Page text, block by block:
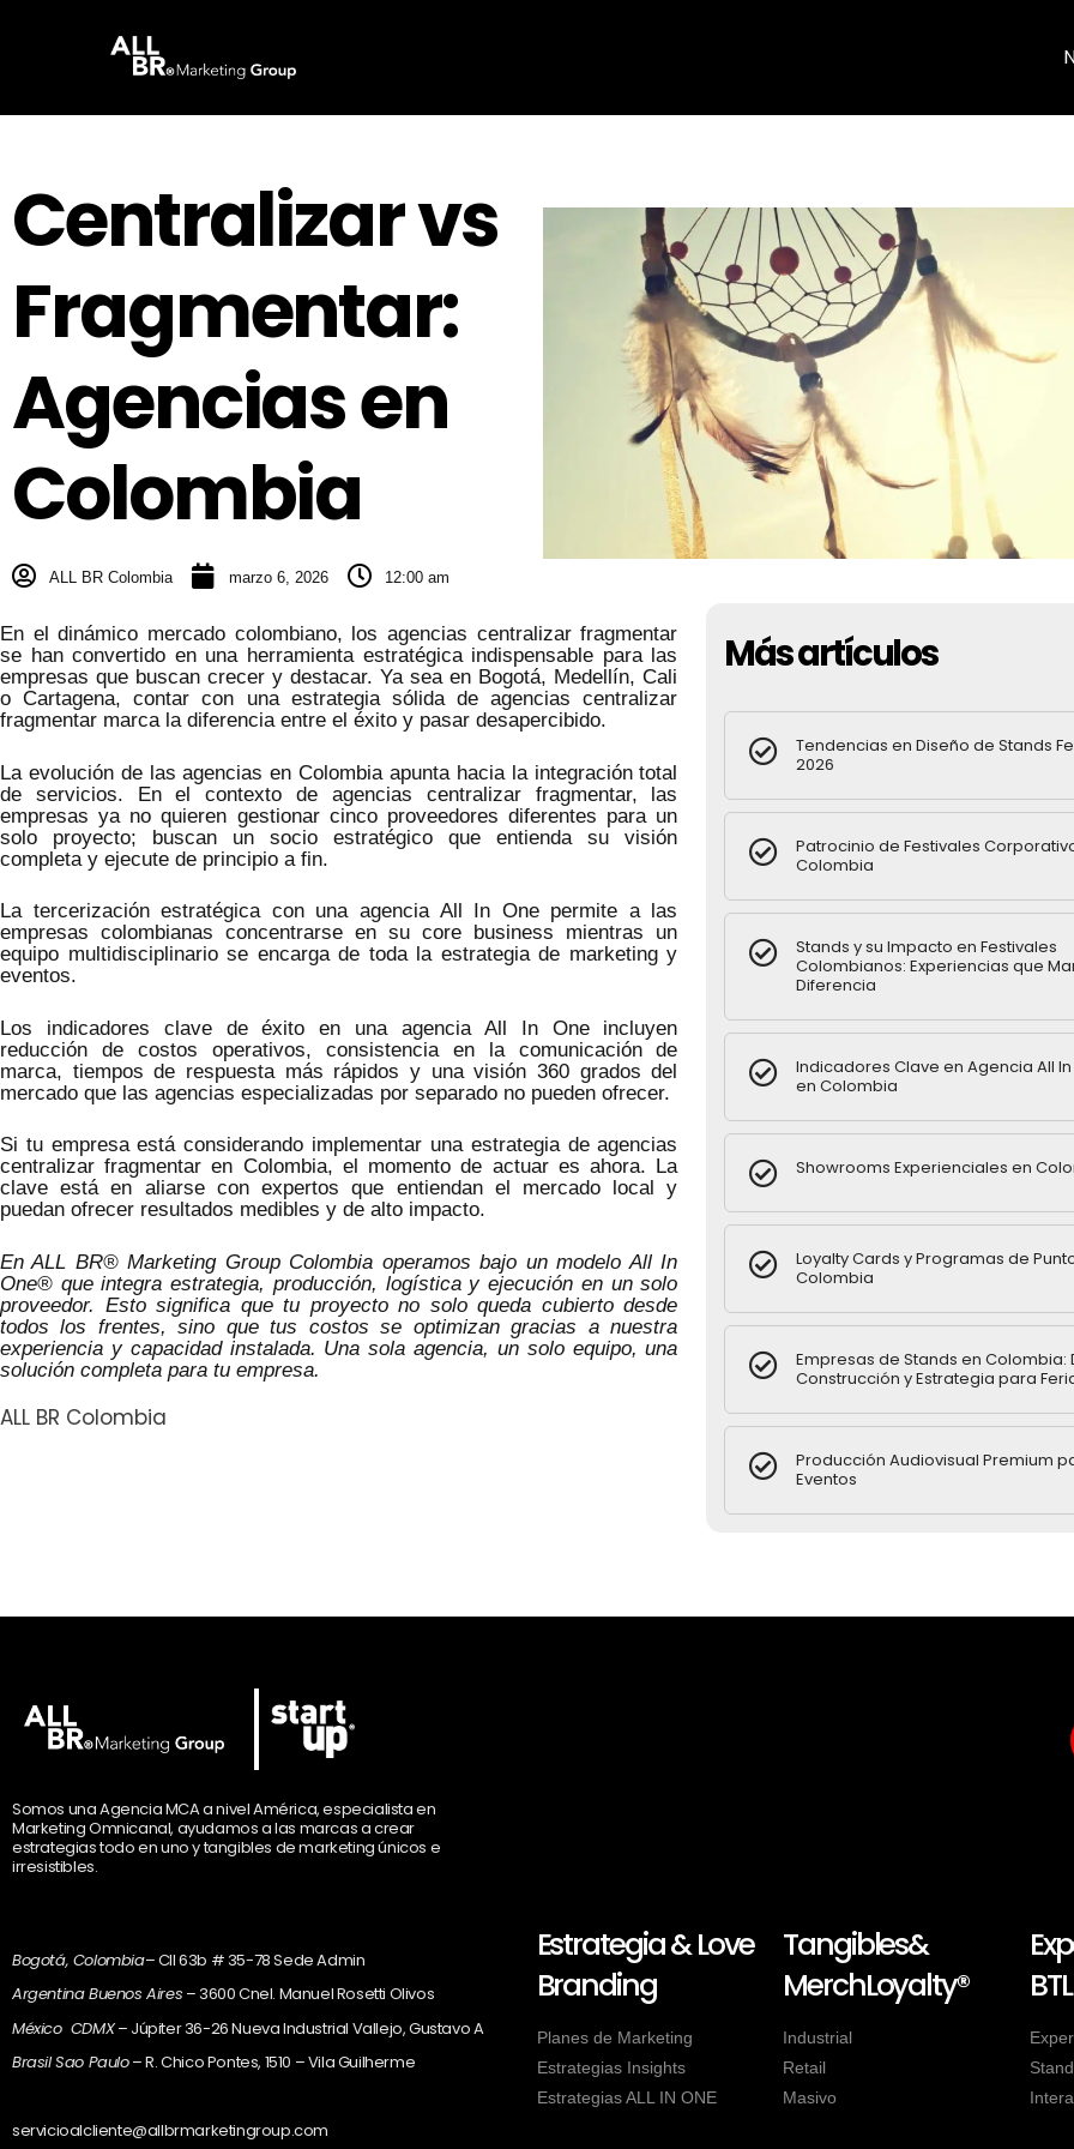
Centralizar vs
Fragmentar:
Agencias en
Colombia
ALL BR Colombia marzo 6, 2026 12:00 am
En el dinámico mercado colombiano, los agencias centralizar fragmentar
se han convertido en una herramienta estratégica indispensable para las
empresas que buscan crecer y destacar. Ya sea en Bogotá, Medellín, Cali
o Cartagena, contar con una estrategia sólida de agencias centralizar
fragmentar marca la diferencia entre el éxito y pasar desapercibido.
La evolución de las agencias en Colombia apunta hacia la integración total
de servicios. En el contexto de agencias centralizar fragmentar, las
empresas ya no quieren gestionar cinco proveedores diferentes para un
solo proyecto; buscan un socio estratégico que entienda su visión
completa y ejecute de principio a fin.
La tercerización estratégica con una agencia All In One permite a las
empresas colombianas concentrarse en su core business mientras un
equipo multidisciplinario se encarga de toda la estrategia de marketing y
eventos.
Los indicadores clave de éxito en una agencia All In One incluyen
reducción de costos operativos, consistencia en la comunicación de
marca, tiempos de respuesta más rápidos y una visión 360 grados del
mercado que las agencias especializadas por separado no pueden ofrecer.
Si tu empresa está considerando implementar una estrategia de agencias
centralizar fragmentar en Colombia, el momento de actuar es ahora. La
clave está en aliarse con expertos que entiendan el mercado local y
puedan ofrecer resultados medibles y de alto impacto.
En ALL BR® Marketing Group Colombia operamos bajo un modelo All In
One® que integra estrategia, producción, logística y ejecución en un solo
proveedor. Esto significa que tu proyecto no solo queda cubierto desde
todos los frentes, sino que tus costos se optimizan gracias a nuestra
experiencia y capacidad instalada. Una sola agencia, un solo equipo, una
solución completa para tu empresa.
ALL BR Colombia
Más artículos
Tendencias en Diseño de Stands
2026
Patrocinio de Festivales
Colombia
Stands y su Impacto en Festivales
Colombianos: Experiencias que
Diferencia
Indicadores Clave en Agencia All
en Colombia
Showrooms Experienciales en
Loyalty Cards y Programas de
Colombia
Empresas de Stands en Colombia:
Construcción y Estrategia para
Producción Audiovisual Premium
Eventos
Somos una Agencia MCA a nivel América, especialista en
Marketing Omnicanal, ayudamos a las marcas a crear
estrategias todo en uno y tangibles de marketing únicos e
irresistibles.
Bogotá, Colombia– Cll 63b # 35-78 Sede Admin
Argentina Buenos Aires – 3600 Cnel. Manuel Rosetti Olivos
México CDMX– Júpiter 36-26 Nueva Industrial Vallejo, Gustavo A
Brasil Sao Paulo– R. Chico Pontes, 1510 – Vila Guilherme
servicioalcliente@allbrmarketingroup.com
Estrategia & Love
Branding
Planes de Marketing
Estrategias Insights
Estrategias ALL IN ONE
Tangibles&
MerchLoyalty®
Industrial
Retail
Masivo
BTL